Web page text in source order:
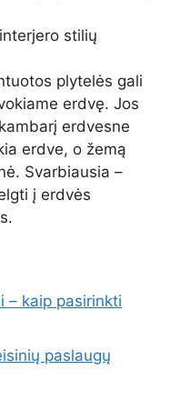
stilių
plytelės gali
erdvę. Jos
erdvesne
erdve, o žemą
Svarbiausia –
į erdvės
– kaip pasirinkti
paslaugų